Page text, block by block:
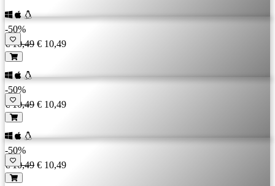
-50%
€ 10,49 € 10,49
-50%
€ 10,49 € 10,49
-50%
€ 10,49 € 10,49